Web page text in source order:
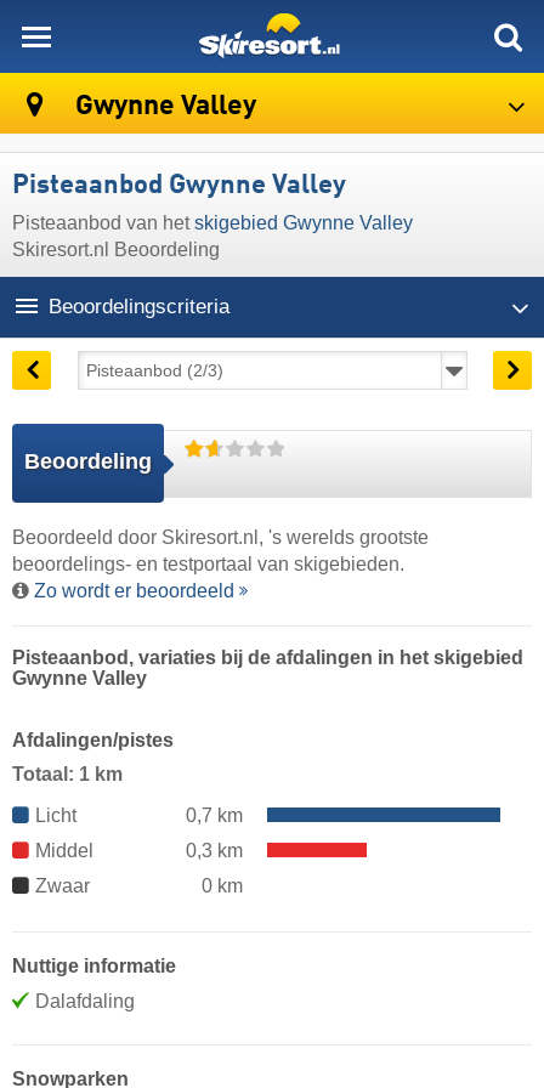
Gwynne Valley
Pisteaanbod Gwynne Valley
Pisteaanbod van hetskigebied Gwynne Valley
Skiresort.nl Beoordeling
Beoordelingscriteria
Beoordeling
Beoordeeld door Skiresort.nl , 's werelds grootste
beoordelings- en testportaal van skigebieden.
Zo wordt er beoordeeld
Pisteaanbod, variaties bij de afdalingen in het skigebied
Gwynne Valley
Afdalingen/pistes
Totaal: 1 km
Licht
0,7 km
Middel
0,3 km
Zwaar
0 km
Nuttige informatie
Dalafdaling
Snowparken